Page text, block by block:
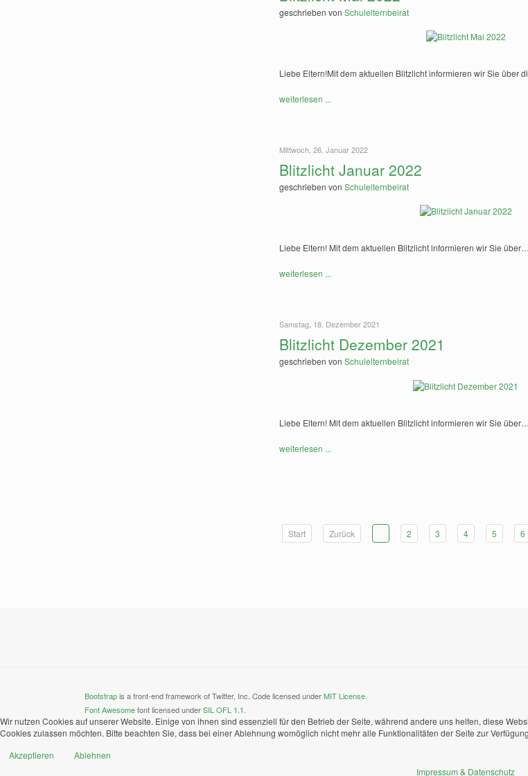
geschrieben vonSchulelternbeirat
Liebe Eltern!Mit dem aktuellen Blitzlicht informieren wir Sie über
weiterlesen ...
Mittwoch, 26. Januar 2022
Blitzlicht Januar 2022
geschrieben vonSchulelternbeirat
Liebe Eltern! Mit dem aktuellen Blitzlicht informieren wir Sie über…
weiterlesen ...
Samstag, 18. Dezember 2021
Blitzlicht Dezember 2021
geschrieben vonSchulelternbeirat
Liebe Eltern! Mit dem aktuellen Blitzlicht informieren wir Sie über…
weiterlesen ...
Start Zurück 2 3 4 5 6
Bootstrapis a front-end framework of Twitter, Inc. Code licensed underMIT License.
Font Awesomefont licensed underSIL OFL 1.1
Wir nutzen Cookies auf unserer Website. Einige von ihnen sind essenziell für den Betrieb der Seite, während andere uns helfen, diese
Cookies zulassen möchten. Bitte beachten Sie, dass bei einer Ablehnung womöglich nicht mehr alle Funktionalitäten der Seite zur
Akzeptieren
Ablehnen
Impressum & Datenschutz